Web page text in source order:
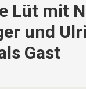
Lüt mit
und
Gast